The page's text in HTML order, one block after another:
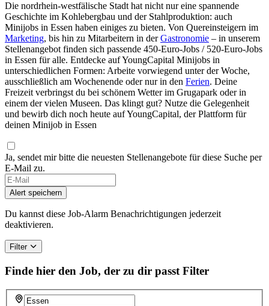
Die nordrhein-westfälische Stadt hat nicht nur eine spannende
Geschichte im Kohlebergbau und der Stahlproduktion: auch
Minijobs in Essen haben einiges zu bieten. Von Quereinsteigern im
Marketing, bis hin zu Mitarbeitern in derGastronomie – in unserem
Stellenangebot finden sich passende 450-Euro-Jobs / 520-Euro-Jobs
in Essen für alle. Entdecke auf YoungCapital Minijobs in
unterschiedlichen Formen: Arbeite vorwiegend unter der Woche,
ausschließlich am Wochenende oder nur in den Ferien. Deine
Freizeit verbringst du bei schönem Wetter im Grugapark oder in
einem der vielen Museen. Das klingt gut? Nutze die Gelegenheit
und bewirb dich noch heute auf YoungCapital, der Plattform für
deinen Minijob in Essen
Ja, sendet mir bitte die neuesten Stellenangebote für diese Suche per
E-Mail zu.
If
you
are
a
human,
this
field
Alert speichern
Du kannst diese Job-Alarm Benachrichtigungen jederzeit
deaktivieren.
Filter
Finde hier den Job, der zu dir passt Filter